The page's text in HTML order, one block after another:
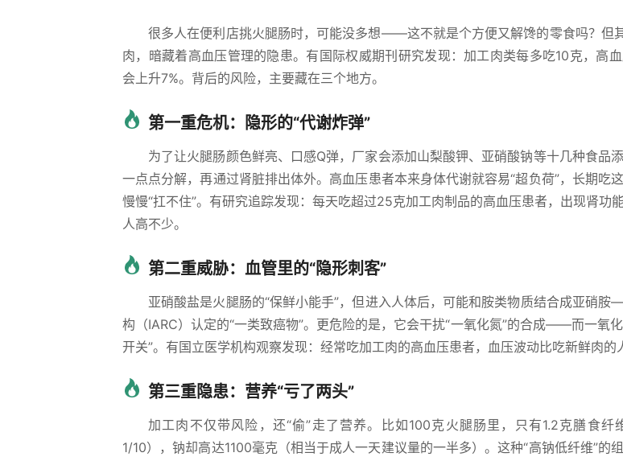
很多人在便利店挑火腿肠时，可能没多想——这不就是个方便又解馋的零食吗？但
肉，暗藏着高血压管理的隐患。有国际权威期刊研究发现：加工肉类每多吃10克，高
会上升7%。背后的风险，主要藏在三个地方。
第一重危机：隐形的“代谢炸弹”
为了让火腿肠颜色鲜亮、口感Q弹，厂家会添加山梨酸钾、亚硝酸钠等十几种食品
一点点分解，再通过肾脏排出体外。高血压患者本来身体代谢就容易“超负荷”，长期吃
慢慢“扛不住”。有研究追踪发现：每天吃超过25克加工肉制品的高血压患者，出现肾功
人高不少。
第二重威胁：血管里的“隐形刺客”
亚硝酸盐是火腿肠的“保鲜小能手”，但进入人体后，可能和胺类物质结合成亚硝
构（IARC）认定的“一类致癌物”。更危险的是，它会干扰“一氧化氮”的合成——而一氧化
开关”。有国立医学机构观察发现：经常吃加工肉的高血压患者，血压波动比吃新鲜肉的
第三重隐患：营养“亏了两头”
加工肉不仅带风险，还“偷”走了营养。比如100克火腿肠里，只有1.2克膳食纤
1/10），钠却高达1100毫克（相当于成人一天建议量的一半多）。这种“高钠低纤维”的